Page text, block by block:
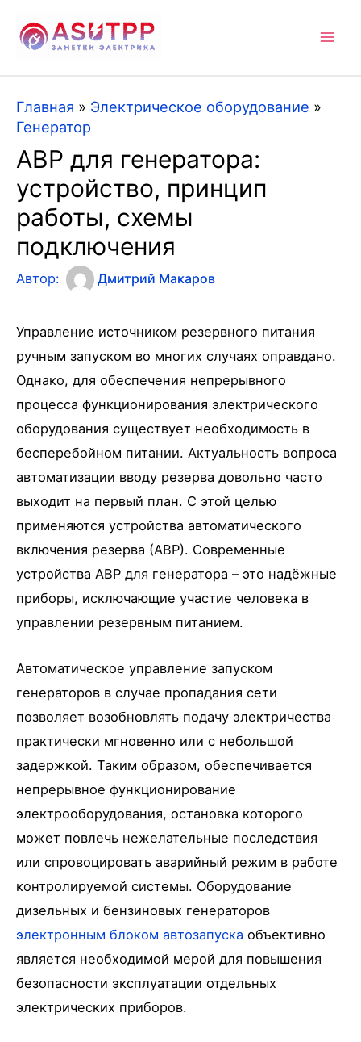
Главная » Электрическое оборудование »
Генератор
АВР для генератора:
устройство, принцип
работы, схемы
подключения
Автор: Дмитрий Макаров
Управление источником резервного питания
ручным запуском во многих случаях оправдано.
Однако, для обеспечения непрерывного
процесса функционирования электрического
оборудования существует необходимость в
бесперебойном питании. Актуальность вопроса
автоматизации вводу резерва довольно часто
выходит на первый план. С этой целью
применяются устройства автоматического
включения резерва (АВР). Современные
устройства АВР для генератора – это надёжные
приборы, исключающие участие человека в
управлении резервным питанием.
Автоматическое управление запуском
генераторов в случае пропадания сети
позволяет возобновлять подачу электричества
практически мгновенно или с небольшой
задержкой. Таким образом, обеспечивается
непрерывное функционирование
электрооборудования, остановка которого
может повлечь нежелательные последствия
или спровоцировать аварийный режим в работе
контролируемой системы. Оборудование
дизельных и бензиновых генераторов
электронным блоком автозапуска объективно
является необходимой мерой для повышения
безопасности эксплуатации отдельных
электрических приборов.